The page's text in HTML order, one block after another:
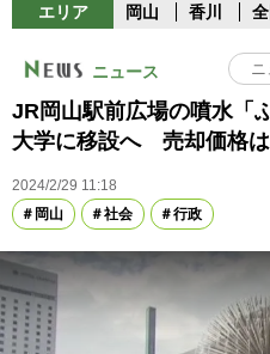
エリア 岡山 香川
ニュース
JR岡山駅前広場の噴水
大学に移設へ 売却価格は
2024/2/29 11:18
岡山
社会 行政